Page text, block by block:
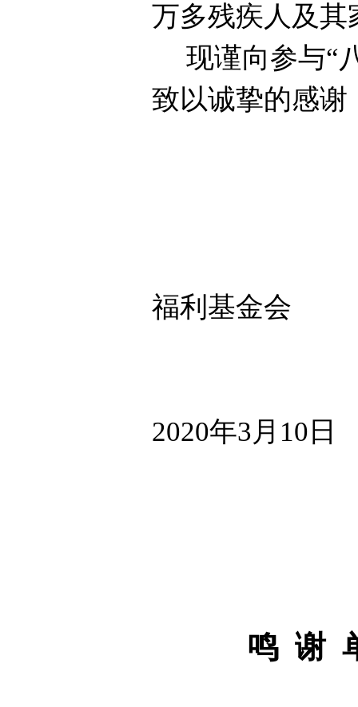
万多残疾人及其
现谨向参与“
致以诚挚的感谢
福利基金会
2020年3月 10 日
鸣 谢